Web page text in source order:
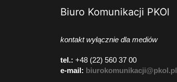
Biuro Komunikacji PKOl
kontakt wyłącznie dla mediów
tel.: +48 (22) 560 37 00
e-mail: biurokomunikacji@pkol.pl